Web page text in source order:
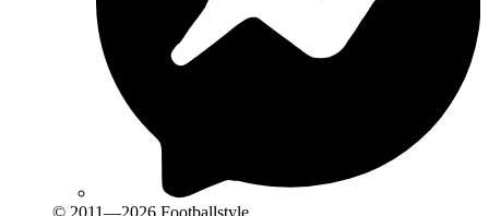
© 2011—2026 Footballstyle